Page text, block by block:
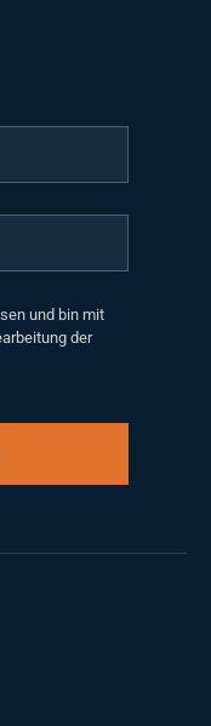
und bin mit
der